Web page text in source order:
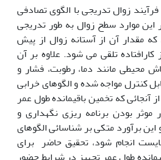
زوال تدریجی با الگوی تصادفی
موارد سطح زوال به طور تدریجی
مقدار آن از آستانه زوال از پیش
تلقی می شود. علاوه بر آن
محیطی مانند دما، رطوبت، فشار و
کنترل مواجه شده و الگوهای خرابی
آنجائی که تخمین باقیمانده طول عمر
بودن برنامه ریزی نگهداری و
این برآورد متکی بر شناسائی الگوهای
انجام شود، تحقیق حاضر برای